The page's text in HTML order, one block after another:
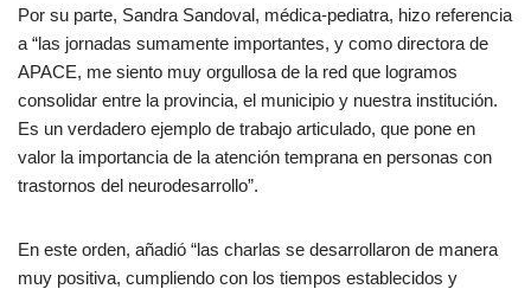
Por su parte, Sandra Sandoval, médica-pediatra, hizo referencia
a “las jornadas sumamente importantes, y como directora de
APACE, me siento muy orgullosa de la red que logramos
consolidar entre la provincia, el municipio y nuestra institución.
Es un verdadero ejemplo de trabajo articulado, que pone en
valor la importancia de la atención temprana en personas con
trastornos del neurodesarrollo”.
En este orden, añadió “las charlas se desarrollaron de manera
muy positiva, cumpliendo con los tiempos establecidos y